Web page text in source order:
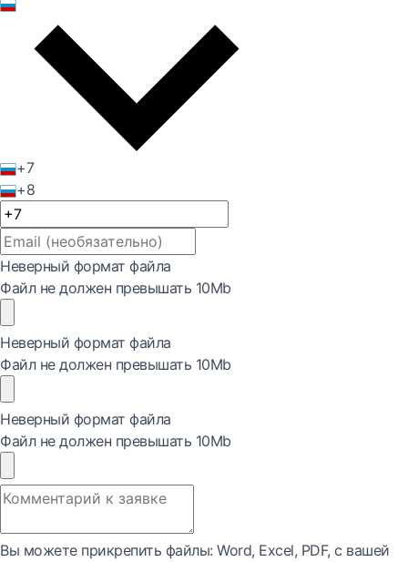
+7
+8
Неверный формат файла
Файл не должен превышать 10Mb
Неверный формат файла
Файл не должен превышать 10Mb
Неверный формат файла
Файл не должен превышать 10Mb
Вы можете прикрепить файлы: Word, Exсel, PDF, с вашей